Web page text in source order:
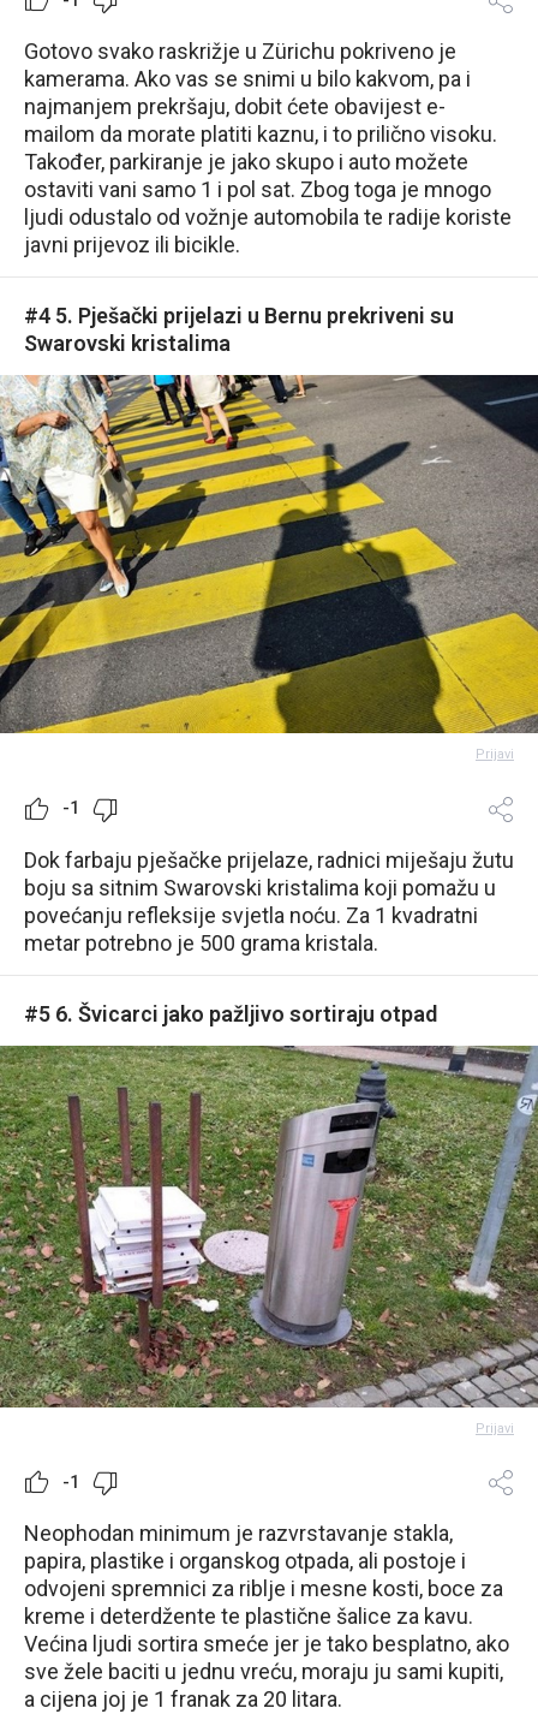
Gotovo svako raskrižje u Zürichu pokriveno je
kamerama. Ako vas se snimi u bilo kakvom, pa i
najmanjem prekršaju, dobit ćete obavijest e-
mailom da morate platiti kaznu, i to prilično visoku.
Također, parkiranje je jako skupo i auto možete
ostaviti vani samo 1 i pol sat. Zbog toga je mnogo
ljudi odustalo od vožnje automobila te radije koriste
javni prijevoz ili bicikle.
#4 5. Pješački prijelazi u Bernu prekriveni su
Swarovski kristalima
Prijavi
-1
Dok farbaju pješačke prijelaze, radnici miješaju žutu
boju sa sitnim Swarovski kristalima koji pomažu u
povećanju refleksije svjetla noću. Za 1 kvadratni
metar potrebno je 500 grama kristala.
#5 6. Švicarci jako pažljivo sortiraju otpad
Prijavi
-1
Neophodan minimum je razvrstavanje stakla,
papira, plastike i organskog otpada, ali postoje i
odvojeni spremnici za riblje i mesne kosti, boce za
kreme i deterdžente te plastične šalice za kavu.
Većina ljudi sortira smeće jer je tako besplatno, ako
sve žele baciti u jednu vreću, moraju ju sami kupiti,
a cijena joj je 1 franak za 20 litara.